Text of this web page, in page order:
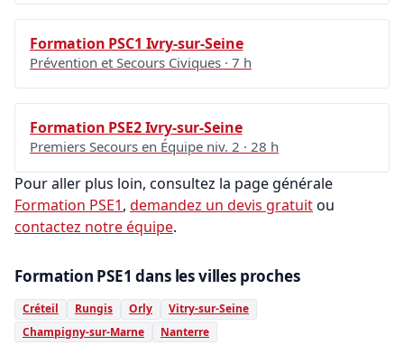
Formation PSC1 Ivry-sur-Seine
Prévention et Secours Civiques · 7 h
Formation PSE2 Ivry-sur-Seine
Premiers Secours en Équipe niv. 2 · 28 h
Pour aller plus loin, consultez la page générale
Formation PSE1, demandez un devis gratuitou
contactez notre équipe.
Formation PSE1 dans les villes proches
Créteil Rungis Orly
Vitry-sur-Seine
Champigny-sur-Marne
Nanterre